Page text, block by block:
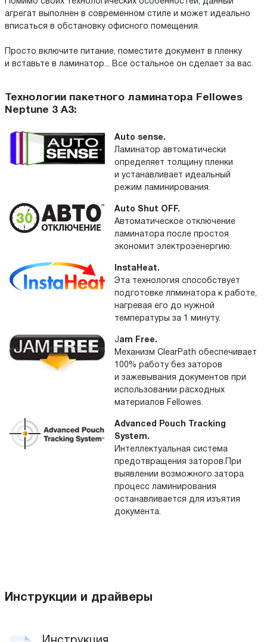
агрегат выполнен в современном стиле и может идеально
вписаться в обстановку офисного помещения.
Просто включите питание, поместите документ в пленку
и вставьте в ламинатор... Все остальное он сделает за вас.
Технологии пакетного ламинатора Fellowes
Neptune 3 A3:
Auto sense.
Ламинатор автоматически
определяет толщину пленки
и устанавливает идеальный
режим ламинирования.
Auto Shut OFF.
Автоматическое отключение
ламинатора после простоя
экономит электроэенергию.
InstaHeat.
Эта технология способствует
подготовке лпминатора к работе,
нагревая его до нужной
температуры за 1 минуту.
Jam Free.
Механизм ClearPath обеспечивает
100% работу без заторов
и зажевывания документов при
использовании расходных
материалов Fellowes.
Advanced Pouch Tracking
System.
Интеллектуальная система
предотвращения заторов.При
выявлении возможного затора
процесс ламинирования
останавливается для изъятия
документа.
Инструкции и драйверы